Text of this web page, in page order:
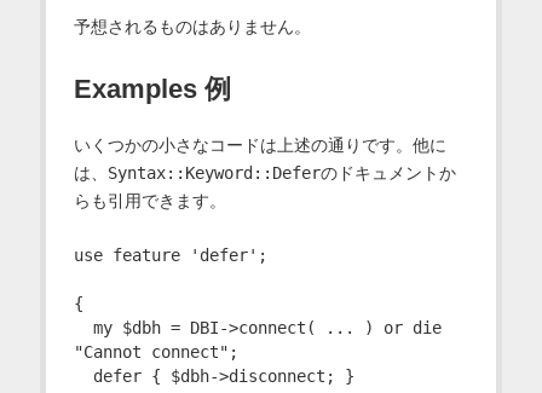
予想されるものはありません。
Examples 例
いくつかの小さなコードは上述の通りです。他に
は、 Syntax::Keyword::Deferのドキュメントか
らも引用できます。
use feature 'defer';
{
"Cannot connect";